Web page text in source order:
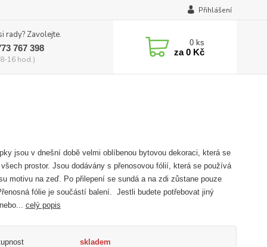
Přihlášení
rady? Zavolejte.
767 398
16 hod.)
0 ks
za0 Kč
jsou v dnešní době velmi oblíbenou bytovou dekoraci, která se
prostor. Jsou dodávány s přenosovou fólií, která se používá
motivu na zeď. Po přilepení se sundá a na zdi zůstane pouze
fólie je součástí balení. Jestli budete potřebovat jiný
celý popis
skladem